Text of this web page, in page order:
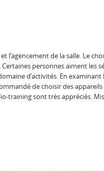
l’agencement de la salle. Le
personnes aiment les
d’activités. En examinant
de choisir des
training sont très appréciés.